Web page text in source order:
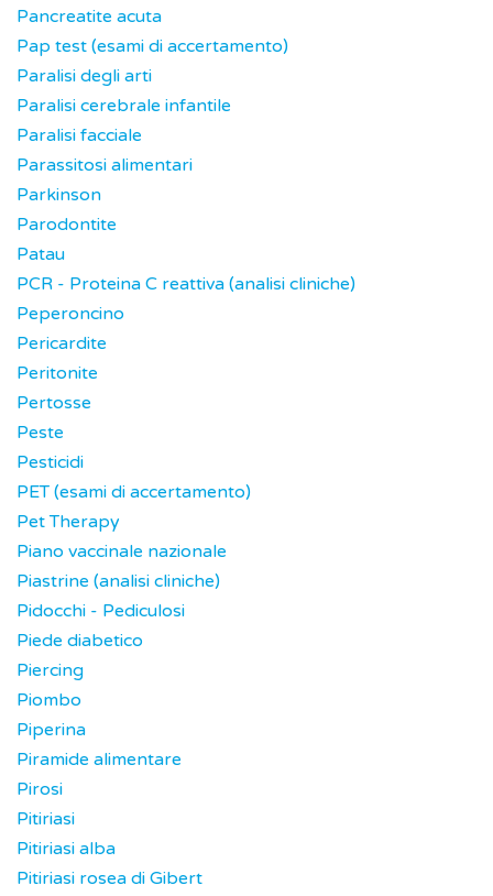
Pancreatite acuta
Pap test (esami di accertamento)
Paralisi degli arti
Paralisi cerebrale infantile
Paralisi facciale
Parassitosi alimentari
Parkinson
Parodontite
Patau
PCR - Proteina C reattiva (analisi cliniche)
Peperoncino
Pericardite
Peritonite
Pertosse
Peste
Pesticidi
PET (esami di accertamento)
Pet Therapy
Piano vaccinale nazionale
Piastrine (analisi cliniche)
Pidocchi - Pediculosi
Piede diabetico
Piercing
Piombo
Piperina
Piramide alimentare
Pirosi
Pitiriasi
Pitiriasi alba
Pitiriasi rosea di Gibert